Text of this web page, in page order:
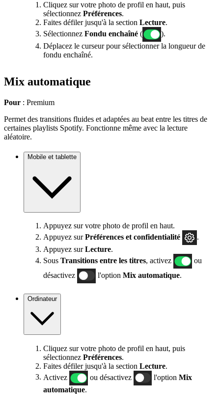
Cliquez sur votre photo de profil en haut, puis
sélectionnez Préférences.
Faites défiler jusqu'à la section Lecture.
Sélectionnez Fondu enchaîné (
).
Déplacez le curseur pour sélectionner la longueur de
fondu enchaîné.
Mix automatique
Pour : Premium
Permet des transitions fluides et adaptées au beat entre les titres de
certaines playlists Spotify. Fonctionne même avec la lecture
aléatoire.
Mobile et tablette
Appuyez sur votre photo de profil en haut.
Appuyez surPréférences et confidentialité
.
Appuyez surLecture.
Sous Transitions entre les titres, activez
ou
désactivez
l'option Mix automatique.
Ordinateur
Cliquez sur votre photo de profil en haut, puis
sélectionnez Préférences.
Faites défiler jusqu'à la section Lecture.
Activez
ou désactivez l'option Mix
automatique.